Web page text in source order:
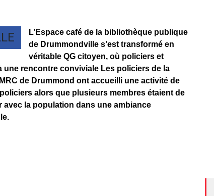
L’Espace café de la bibliothèque publique
de Drummondville s’est transformé en
véritable QG citoyen, où policiers et
une rencontre conviviale Les policiers de la
de Drummond ont accueilli une activité de
alors que plusieurs membres étaient de
avec la population dans une ambiance